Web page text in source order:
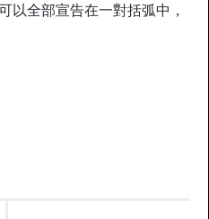
以全部宣告在一對括弧中，